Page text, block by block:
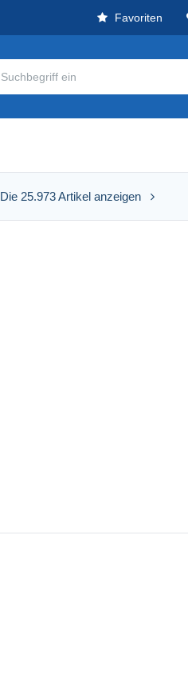
Favoriten
Die 25.973 Artikel anzeigen